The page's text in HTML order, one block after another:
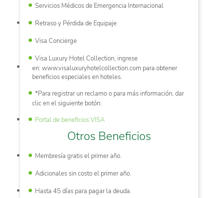
Servicios Médicos de Emergencia Internacional
Retraso y Pérdida de Equipaje
Visa Concierge
Visa Luxury Hotel Collection, ingrese
en: www.visaluxuryhotelcollection.com para obtener
beneficios especiales en hoteles.
*Para registrar un reclamo o para más información, dar
clic en el siguiente botón:
Portal de beneficios VISA
Otros Beneficios
Membresía gratis el primer año.
Adicionales sin costo el primer año.
Hasta 45 días para pagar la deuda.